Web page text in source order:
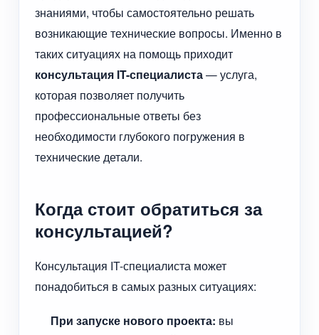
знаниями, чтобы самостоятельно решать
возникающие технические вопросы. Именно в
таких ситуациях на помощь приходит
консультация IT-специалиста— услуга,
которая позволяет получить
профессиональные ответы без
необходимости глубокого погружения в
технические детали.
Когда стоит обратиться за
консультацией?
Консультация IT-специалиста может
понадобиться в самых разных ситуациях:
При запуске нового проекта: вы